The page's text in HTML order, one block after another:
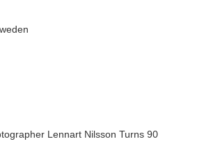
Lennart Nilsson Turns 90